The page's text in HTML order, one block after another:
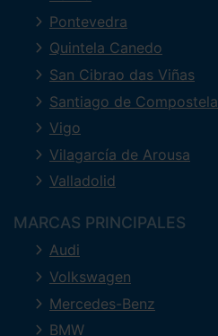
Pontevedra
Quintela Canedo
San Cibrao das Viñas
Santiago de Compostela
Vigo
Vilagarcía de Arousa
Valladolid
MARCAS PRINCIPALES
Audi
Volkswagen
Mercedes-Benz
BMW